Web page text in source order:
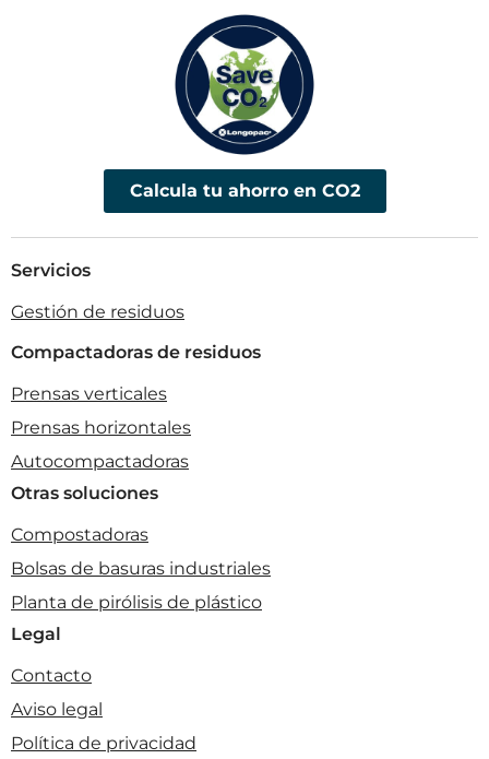
Calcula tu ahorro en CO2
Servicios
Gestión de residuos
Compactadoras de residuos
Prensas verticales
Prensas horizontales
Autocompactadoras
Otras soluciones
Compostadoras
Bolsas de basuras industriales
Planta de pirólisis de plástico
Legal
Contacto
Aviso legal
Política de privacidad